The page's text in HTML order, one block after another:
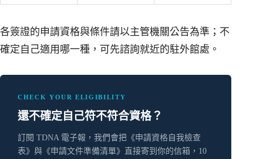
各簽證的申請資格與條件請以主管機關公告為準；不
確定自己適用哪一種，可先諮詢就近的駐外館處。
CHECK YOUR ELIGIBILITY
還不確定自己符不符合資格？
訂閱 TDNA 電子報，我們會把《申請資格自我檢查
表》與《申請文件準備清單》直接寄到你的信箱，10